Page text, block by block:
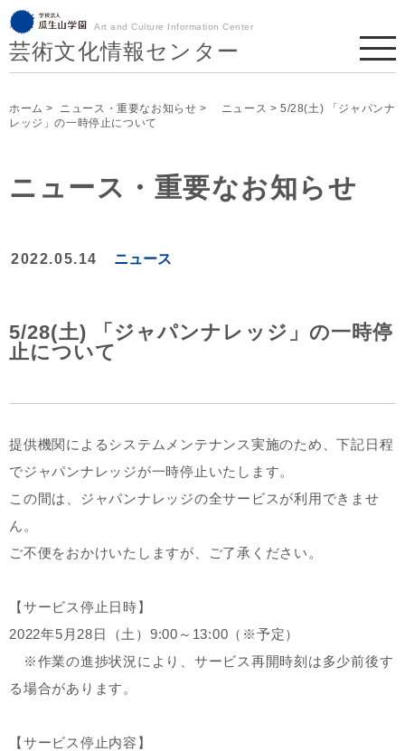
芸術文化情報センター
Art and Culture Information Center
ホーム > ニュース・重要なお知らせ > ニュース > 5/28(土) 「ジャパンナ
レッジ」の一時停止について
ニュース・重要なお知らせ
2022.05.14 ニュース
5/28(土) 「ジャパンナレッジ」の一時停
止について
提供機関によるシステムメンテナンス実施のため、下記日程
でジャパンナレッジが一時停止いたします。
この間は、ジャパンナレッジの全サービスが利用できませ
ん。
ご不便をおかけいたしますが、ご了承ください。
【サービス停止日時】
2022年5月28日（土）9:00～13:00（※予定）
※作業の進捗状況により、サービス再開時刻は多少前後す
る場合があります。
【サービス停止内容】